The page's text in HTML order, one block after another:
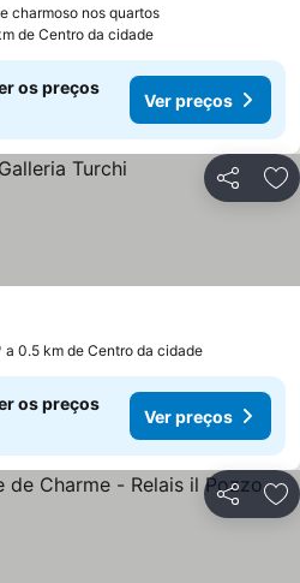
charmoso nos quartosVer preços
de Centro da cidade
os preços
Ver preços
Partilhar
preços
a 0.5 km de Centro da cidade
os preços
Ver preços
Partilhar